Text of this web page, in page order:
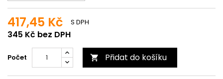
417,45 Kč
345 Kč bez DPH
S DPH
Počet  Přidat do košíku